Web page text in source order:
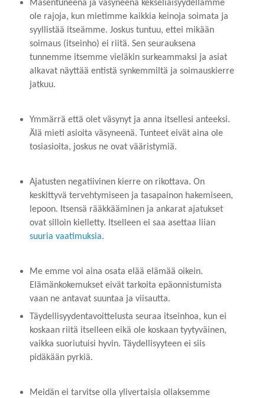
Masentuneena ja väsyneenä kekseliäisyydellämme
ole rajoja, kun mietimme kaikkia keinoja soimata ja
syyllistää itseämme. Joskus tuntuu, ettei mikään
soimaus (itseinho) ei riitä. Sen seurauksena
tunnemme itsemme vieläkin surkeammaksi ja asiat
alkavat näyttää entistä synkemmiltä ja soimauskierre
jatkuu.
Ymmärrä että olet väsynyt ja anna itsellesi anteeksi.
Älä mieti asioita väsyneenä. Tunteet eivät aina ole
tosiasioita, joskus ne ovat vääristymiä.
Ajatusten negatiivinen kierre on rikottava. On
keskittyvä tervehtymiseen ja tasapainon hakemiseen,
lepoon. Itsensä rääkkääminen ja ankarat ajatukset
ovat silloin kielletty. Itselleen ei saa asettaa liian
suuria vaatimuksia.
Me emme voi aina osata elää elämää oikein.
Elämänkokemukset eivät tarkoita epäonnistumista
vaan ne antavat suuntaa ja viisautta.
Täydellisyydentavoittelusta seuraa itseinhoa, kun ei
koskaan riitä itselleen eikä ole koskaan tyytyväinen,
vaikka suoriutuisi hyvin. Täydellisyyteen ei siis
pidäkään pyrkiä.
Meidän ei tarvitse olla ylivertaisia ollaksemme